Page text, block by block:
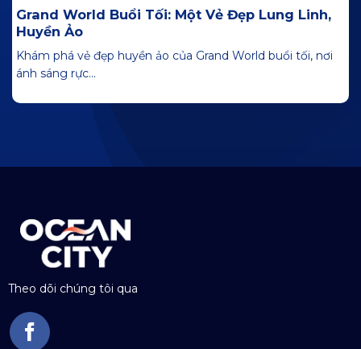
Grand World Buổi Tối: Một Vẻ Đẹp Lung Linh,
Huyền Ảo
Khám phá vẻ đẹp huyền ảo của Grand World buổi tối, nơi
ánh sáng rực...
Theo dõi chúng tôi qua